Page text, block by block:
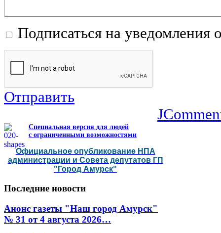
Подписаться на уведомления
Отправить
Специальная версия для людей
с ограниченными возможностями
Официальное опубликование НПА
администрации и Совета депутатов ГП
"Город Амурск"
Последние новости
Анонс газеты "Наш город Амурск"
№ 31 от 4 августа 2026…